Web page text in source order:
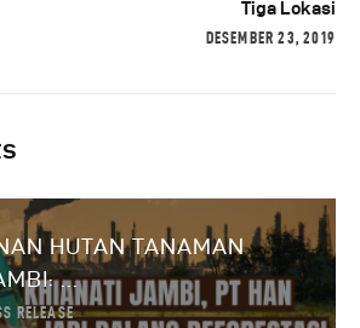
Tiga Lokasi
DESEMBER 23, 2019
HUTAN TANAMAN
...
RELEASE